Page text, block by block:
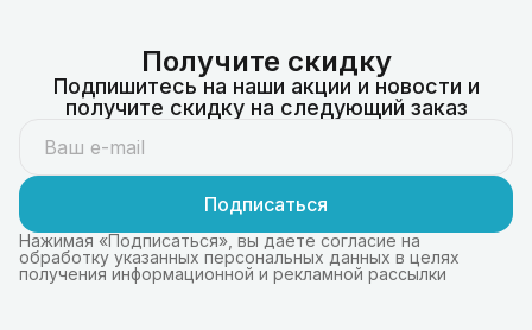
Получите скидку
Подпишитесь на наши акции и новости и
получите скидку на следующий заказ
Подписаться
Нажимая «Подписаться», вы даете согласие на
обработку указанных персональных данных в целях
получения информационной и рекламной рассылки